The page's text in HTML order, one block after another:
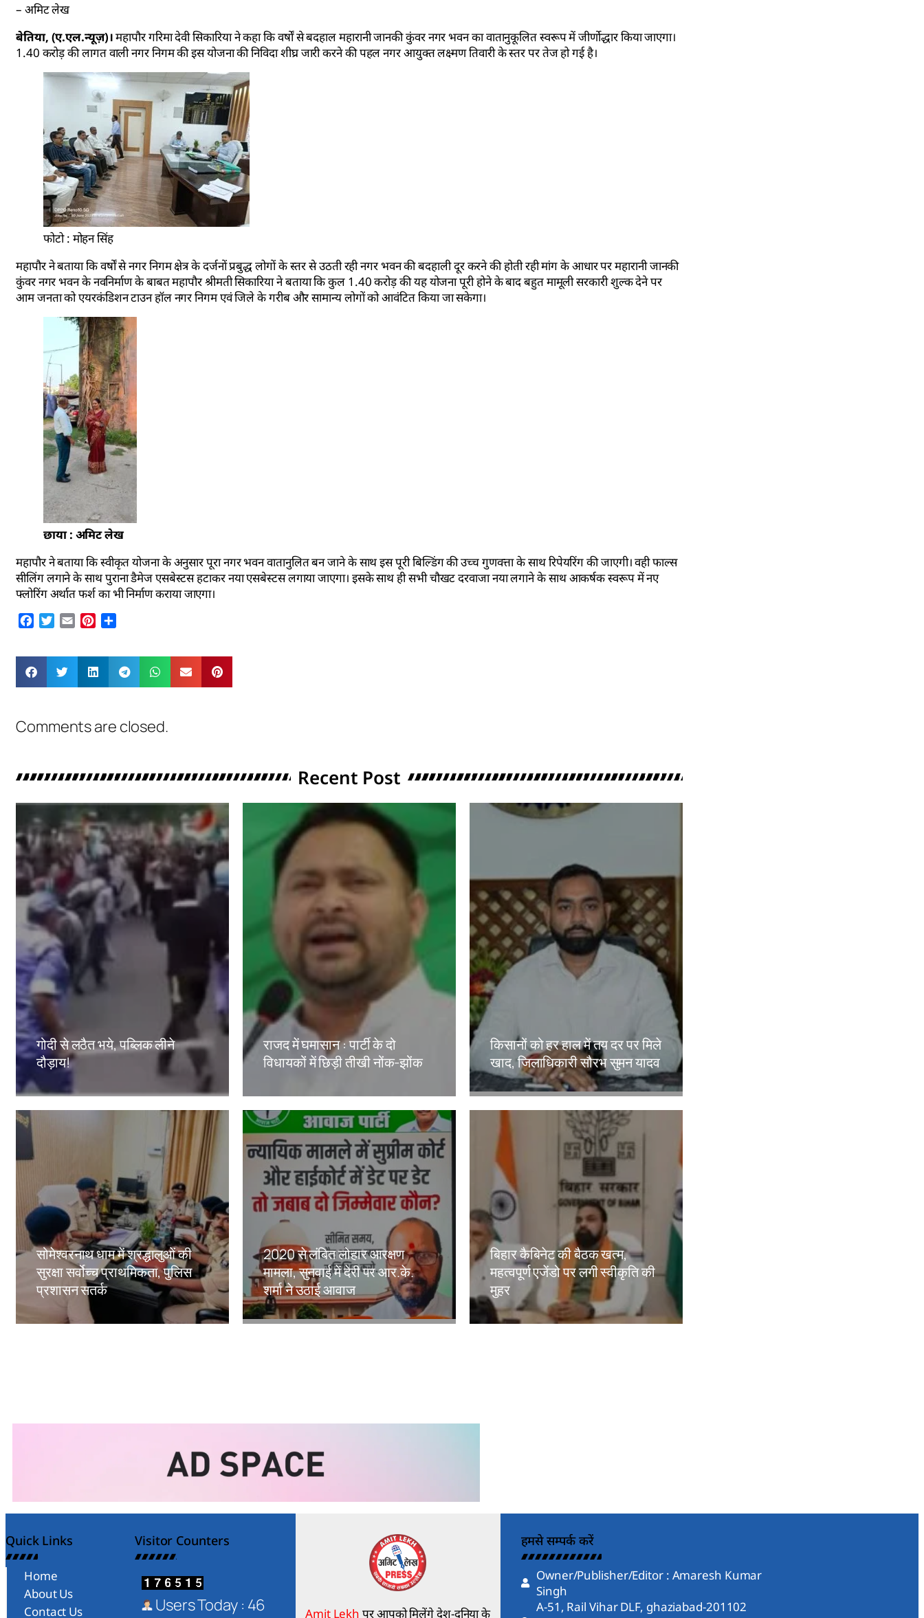
– अमिट लेख
बेतिया, (ए.एल.न्यूज़)।महापौर गरिमा देवी सिकारिया ने कहा कि वर्षों से बदहाल महारानी जानकी कुंवर नगर भवन का वातानुकूलित स्वरूप में जीर्णोद्धार किया जाएगा।
1.40 करोड़ की लागत वाली नगर निगम की इस योजना की निविदा शीघ्र जारी करने की पहल नगर आयुक्त लक्ष्मण तिवारी के स्तर पर तेज हो गई है।
फोटो : मोहन सिंह
महापौर ने बताया कि वर्षों से नगर निगम क्षेत्र के दर्जनों प्रबुद्ध लोगों के स्तर से उठती रही नगर भवन की बदहाली दूर करने की होती रही मांग के आधार पर महारानी जानकी
कुंवर नगर भवन के नवनिर्माण के बाबत महापौर श्रीमती सिकारिया ने बताया कि कुल 1.40 करोड़ की यह योजना पूरी होने के बाद बहुत मामूली सरकारी शुल्क देने पर
आम जनता को एयरकंडिशन टाउन हॉल नगर निगम एवं जिले के गरीब और सामान्य लोगों को आवंटित किया जा सकेगा।
छाया : अमिट लेख
महापौर ने बताया कि स्वीकृत योजना के अनुसार पूरा नगर भवन वातानुलित बन जाने के साथ इस पूरी बिल्डिंग की उच्च गुणवत्ता के साथ रिपेयरिंग की जाएगी। वही फाल्स
सीलिंग लगाने के साथ पुराना डैमेज एसबेस्टस हटाकर नया एसबेस्टस लगाया जाएगा। इसके साथ ही सभी चौखट दरवाजा नया लगाने के साथ आकर्षक स्वरूप में नए
फ्लोरिंग अर्थात फर्श का भी निर्माण कराया जाएगा।
Facebook
Twitter
Email Pinterest
Comments are closed.
Recent Post
गोदी से लठैत भये, पब्लिक लीने
दौड़ाय!
Amit Lekh
राजद में घमासान : पार्टी के दो
विधायकों में छिड़ी तीखी नोंक-झोंक
किसानों को हर हाल में तय दर पर मिले
खाद, जिलाधिकारी सौरभ सुमन यादव
Amit Lekh
सोमेश्वरनाथ धाम में श्रद्धालुओं की
सुरक्षा सर्वोच्च प्राथमिकता, पुलिस
प्रशासन सतर्क
Amit Lekh
2020 से लंबित लोहार आरक्षण
मामला, सुनवाई में देरी पर आर.के.
शर्मा ने उठाई आवाज
Amit Lekh
बिहार कैबिनेट की बैठक खत्म,
महत्वपूर्ण एजेंडो पर लगी स्वीकृति की
मुहर
Amit Lekh
Quick Links
Home
About Us
Contact Us
Visitor Counters
Users Today : 46
Amit Lekh पर आपको मिलेंगे देश-दुनिया के
हमसे सम्पर्क करें
Owner/Publisher/Editor : Amaresh Kumar
Singh
A-51, Rail Vihar DLF, ghaziabad-201102